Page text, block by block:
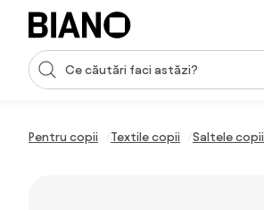
Sari peste navigare, accesează conținutul
Introducerea căutării
Pentru copii Textile copii Saltele copii